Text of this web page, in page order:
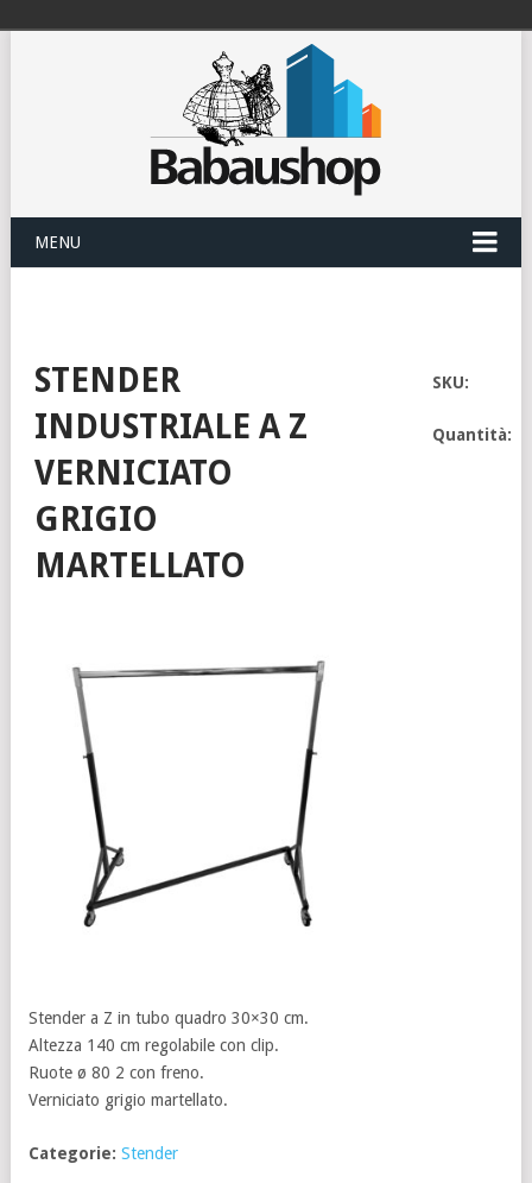
MENU
STENDER
INDUSTRIALE A Z
VERNICIATO
GRIGIO
MARTELLATO
SKU:
Quantità:
Stender a Z in tubo quadro 30×30 cm.
Altezza 140 cm regolabile con clip.
Ruote ø 80 2 con freno.
Verniciato grigio martellato.
Categorie: Stender